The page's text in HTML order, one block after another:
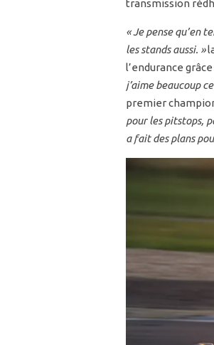
transmission
« Je pense qu’en
les stands aussi. »
l’endurance grâce
j’aime beaucoup
premier
pour les pitstops,
a fait des plans